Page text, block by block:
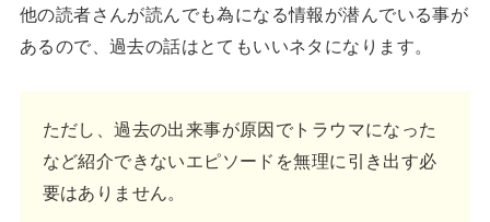
他の読者さんが読んでも為になる情報が潜んでいる事が
あるので、過去の話はとてもいいネタになります。
ただし、過去の出来事が原因でトラウマになった
など紹介できないエピソードを無理に引き出す必
要はありません。